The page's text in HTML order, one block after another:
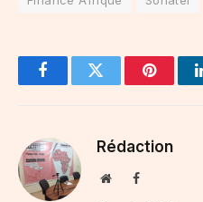
FacebookTwitter
Rédaction
WebsiteFacebook